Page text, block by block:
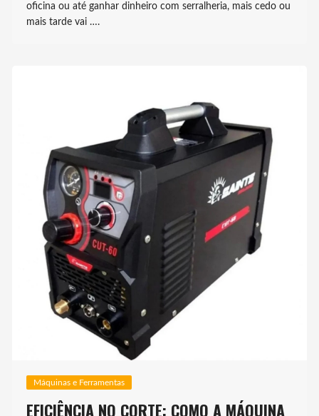
oficina ou até ganhar dinheiro com serralheria, mais cedo ou
mais tarde vai ….
Máquinas e Ferramentas
EFICIÊNCIA NO CORTE: COMO A MÁQUINA